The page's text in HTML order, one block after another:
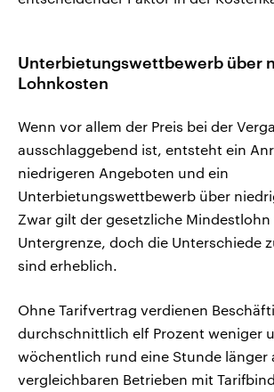
Unterbietungswettbewerb über
Lohnkosten
Wenn vor allem der Preis bei der
ausschlaggebend ist, entsteht ein
niedrigeren Angeboten und ein
Unterbietungswettbewerb über
Zwar gilt der gesetzliche Mindestlohn
Untergrenze, doch die Unterschiede
sind erheblich.
Ohne Tarifvertrag verdienen
durchschnittlich elf Prozent weniger
wöchentlich rund eine Stunde länger
vergleichbaren Betrieben mit